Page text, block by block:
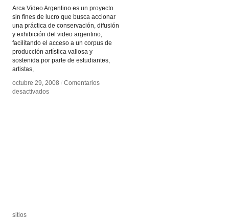
Arca Video Argentino es un proyecto
sin fines de lucro que busca accionar
una práctica de conservación, difusión
y exhibición del video argentino,
facilitando el acceso a un corpus de
producción artística valiosa y
sostenida por parte de estudiantes,
artistas,
octubre 29, 2008 / Comentarios
desactivadosen
octubre 29, 2008 / Comentarios
desactivadosen
sitios
sitios